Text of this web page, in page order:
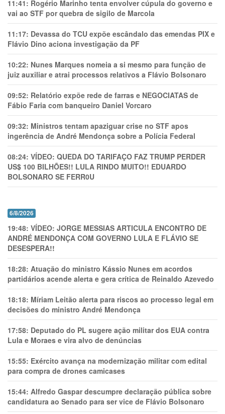
11:41: Rogério Marinho tenta envolver cúpula do governo e
vai ao STF por quebra de sigilo de Marcola
11:17: Devassa do TCU expõe escândalo das emendas PIX e
Flávio Dino aciona investigação da PF
10:22: Nunes Marques nomeia a si mesmo para função de
juiz auxiliar e atrai processos relativos a Flávio Bolsonaro
09:52: Relatório expõe rede de farras e NEGOCIATAS de
Fábio Faria com banqueiro Daniel Vorcaro
09:32: Ministros tentam apaziguar crise no STF apos
ingerência de André Mendonça sobre a Polícia Federal
08:24: VÍDEO: QUEDA DO TARIFAÇO FAZ TRUMP PERDER
US$ 100 BILHÕES!! LULA RINDO MUITO!! EDUARDO
BOLSONARO SE FERR0U
6/8/2026
19:48: VÍDEO: JORGE MESSIAS ARTICULA ENCONTRO DE
ANDRÉ MENDONÇA COM GOVERNO LULA E FLÁVIO SE
DESESPERA!!
18:28: Atuação do ministro Kássio Nunes em acordos
partidários acende alerta e gera crítica de Reinaldo Azevedo
18:18: Míriam Leitão alerta para riscos ao processo legal em
decisões do ministro André Mendonça
17:58: Deputado do PL sugere ação militar dos EUA contra
Lula e Moraes e vira alvo de denúncias
15:55: Exército avança na modernização militar com edital
para compra de drones camicases
15:44: Alfredo Gaspar descumpre declaração pública sobre
candidatura ao Senado para ser vice de Flávio Bolsonaro